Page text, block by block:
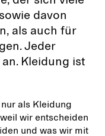
davon
als auch für
Jeder
Kleidung ist
als Kleidung
wir entscheiden
und was wir mit